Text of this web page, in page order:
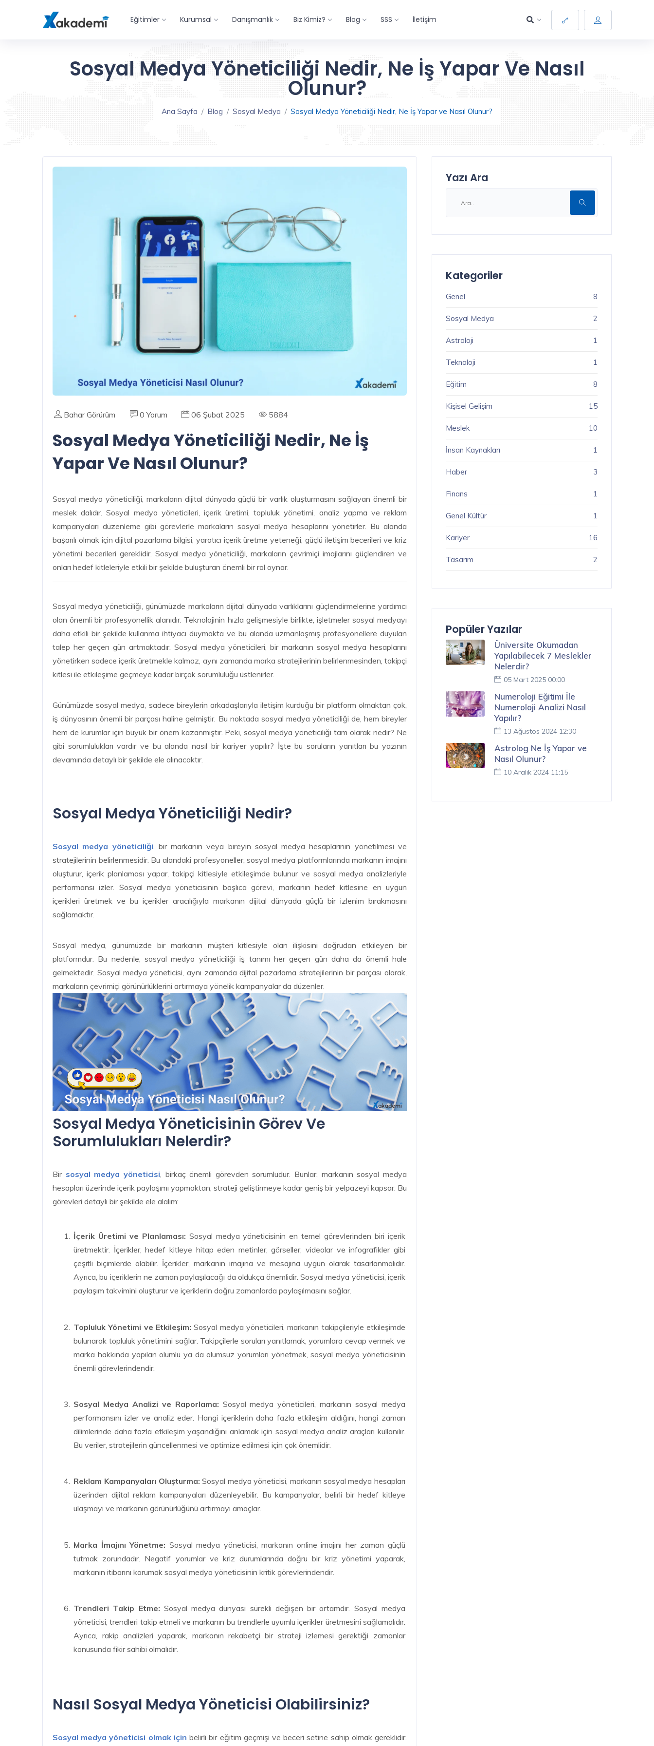
Eğitimler Kurumsal Danışmanlık Biz Kimiz? Blog SSS İletişim
Sosyal Medya Yöneticiliği Nedir, Ne İş Yapar Ve Nasıl
Olunur?
Ana Sayfa Blog Sosyal Medya Sosyal Medya Yöneticiliği Nedir, Ne İş Yapar ve Nasıl Olunur?
Bahar Görürüm 0 Yorum 06 Şubat 2025 5884
Sosyal Medya Yöneticiliği Nedir, Ne İş
Yapar Ve Nasıl Olunur?
Sosyal medya yöneticiliği, markaların dijital dünyada güçlü bir varlık oluşturmasını sağlayan önemli bir
meslek dalıdır. Sosyal medya yöneticileri, içerik üretimi, topluluk yönetimi, analiz yapma ve reklam
kampanyaları düzenleme gibi görevlerle markaların sosyal medya hesaplarını yönetirler. Bu alanda
başarılı olmak için dijital pazarlama bilgisi, yaratıcı içerik üretme yeteneği, güçlü iletişim becerileri ve kriz
yönetimi becerileri gereklidir. Sosyal medya yöneticiliği, markaların çevrimiçi imajlarını güçlendiren ve
onları hedef kitleleriyle etkili bir şekilde buluşturan önemli bir rol oynar.
Sosyal medya yöneticiliği, günümüzde markaların dijital dünyada varlıklarını güçlendirmelerine yardımcı
olan önemli bir profesyonellik alanıdır. Teknolojinin hızla gelişmesiyle birlikte, işletmeler sosyal medyayı
daha etkili bir şekilde kullanma ihtiyacı duymakta ve bu alanda uzmanlaşmış profesyonellere duyulan
talep her geçen gün artmaktadır. Sosyal medya yöneticileri, bir markanın sosyal medya hesaplarını
yönetirken sadece içerik üretmekle kalmaz, aynı zamanda marka stratejilerinin belirlenmesinden, takipçi
kitlesi ile etkileşime geçmeye kadar birçok sorumluluğu üstlenirler.
Günümüzde sosyal medya, sadece bireylerin arkadaşlarıyla iletişim kurduğu bir platform olmaktan çok,
iş dünyasının önemli bir parçası haline gelmiştir. Bu noktada sosyal medya yöneticiliği de, hem bireyler
hem de kurumlar için büyük bir önem kazanmıştır. Peki, sosyal medya yöneticiliği tam olarak nedir? Ne
gibi sorumlulukları vardır ve bu alanda nasıl bir kariyer yapılır? İşte bu soruların yanıtları bu yazının
devamında detaylı bir şekilde ele alınacaktır.
Sosyal Medya Yöneticiliği Nedir?
Sosyal medya yöneticiliği, bir markanın veya bireyin sosyal medya hesaplarının yönetilmesi ve
stratejilerinin belirlenmesidir. Bu alandaki profesyoneller, sosyal medya platformlarında markanın imajını
oluşturur, içerik planlaması yapar, takipçi kitlesiyle etkileşimde bulunur ve sosyal medya analizleriyle
performansı izler. Sosyal medya yöneticisinin başlıca görevi, markanın hedef kitlesine en uygun
içerikleri üretmek ve bu içerikler aracılığıyla markanın dijital dünyada güçlü bir izlenim bırakmasını
sağlamaktır.
Sosyal medya, günümüzde bir markanın müşteri kitlesiyle olan ilişkisini doğrudan etkileyen bir
platformdur. Bu nedenle, sosyal medya yöneticiliği iş tanımı her geçen gün daha da önemli hale
gelmektedir. Sosyal medya yöneticisi, aynı zamanda dijital pazarlama stratejilerinin bir parçası olarak,
markaların çevrimiçi görünürlüklerini artırmaya yönelik kampanyalar da düzenler.
Sosyal Medya Yöneticisinin Görev Ve
Sorumlulukları Nelerdir?
Bir sosyal medya yöneticisi, birkaç önemli görevden sorumludur. Bunlar, markanın sosyal medya
hesapları üzerinde içerik paylaşımı yapmaktan, strateji geliştirmeye kadar geniş bir yelpazeyi kapsar. Bu
görevleri detaylı bir şekilde ele alalım:
İçerik Üretimi ve Planlaması: Sosyal medya yöneticisinin en temel görevlerinden biri içerik
üretmektir. İçerikler, hedef kitleye hitap eden metinler, görseller, videolar ve infografikler gibi
çeşitli biçimlerde olabilir. İçerikler, markanın imajına ve mesajına uygun olarak tasarlanmalıdır.
Ayrıca, bu içeriklerin ne zaman paylaşılacağı da oldukça önemlidir. Sosyal medya yöneticisi, içerik
paylaşım takvimini oluşturur ve içeriklerin doğru zamanlarda paylaşılmasını sağlar.
Topluluk Yönetimi ve Etkileşim: Sosyal medya yöneticileri, markanın takipçileriyle etkileşimde
bulunarak topluluk yönetimini sağlar. Takipçilerle soruları yanıtlamak, yorumlara cevap vermek ve
marka hakkında yapılan olumlu ya da olumsuz yorumları yönetmek, sosyal medya yöneticisinin
önemli görevlerindendir.
Sosyal Medya Analizi ve Raporlama: Sosyal medya yöneticileri, markanın sosyal medya
performansını izler ve analiz eder. Hangi içeriklerin daha fazla etkileşim aldığını, hangi zaman
dilimlerinde daha fazla etkileşim yaşandığını anlamak için sosyal medya analiz araçları kullanılır.
Bu veriler, stratejilerin güncellenmesi ve optimize edilmesi için çok önemlidir.
Reklam Kampanyaları Oluşturma: Sosyal medya yöneticisi, markanın sosyal medya hesapları
üzerinden dijital reklam kampanyaları düzenleyebilir. Bu kampanyalar, belirli bir hedef kitleye
ulaşmayı ve markanın görünürlüğünü artırmayı amaçlar.
Marka İmajını Yönetme: Sosyal medya yöneticisi, markanın online imajını her zaman güçlü
tutmak zorundadır. Negatif yorumlar ve kriz durumlarında doğru bir kriz yönetimi yaparak,
markanın itibarını korumak sosyal medya yöneticisinin kritik görevlerindendir.
Trendleri Takip Etme: Sosyal medya dünyası sürekli değişen bir ortamdır. Sosyal medya
yöneticisi, trendleri takip etmeli ve markanın bu trendlerle uyumlu içerikler üretmesini sağlamalıdır.
Ayrıca, rakip analizleri yaparak, markanın rekabetçi bir strateji izlemesi gerektiği zamanlar
konusunda fikir sahibi olmalıdır.
Nasıl Sosyal Medya Yöneticisi Olabilirsiniz?
Sosyal medya yöneticisi olmak için belirli bir eğitim geçmişi ve beceri setine sahip olmak gereklidir.
Yazı Ara
Kategoriler
Genel 8
Sosyal Medya 2
Astroloji 1
Teknoloji 1
Eğitim 8
Kişisel Gelişim 15
Meslek 10
İnsan Kaynakları 1
Haber 3
Finans 1
Genel Kültür 1
Kariyer 16
Tasarım 2
Popüler Yazılar
Üniversite Okumadan
Yapılabilecek 7 Meslekler
Nelerdir?
05 Mart 2025 00:00
Numeroloji Eğitimi İle
Numeroloji Analizi Nasıl
Yapılır?
13 Ağustos 2024 12:30
Astrolog Ne İş Yapar ve
Nasıl Olunur?
10 Aralık 2024 11:15